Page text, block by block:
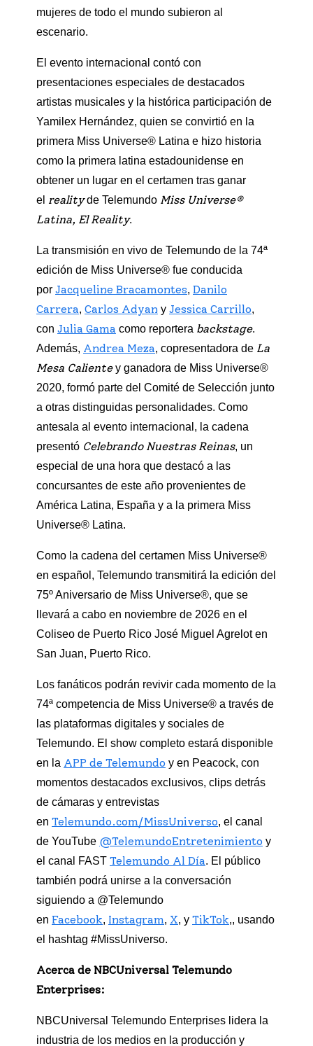
mujeres de todo el mundo subieron al
escenario.
El evento internacional contó con
presentaciones especiales de destacados
artistas musicales y la histórica participación de
Yamilex Hernández, quien se convirtió en la
primera Miss Universe® Latina e hizo historia
como la primera latina estadounidense en
obtener un lugar en el certamen tras ganar
el realityde Telemundo Miss Universe®
Latina, El Reality.
La transmisión en vivo de Telemundo de la 74ª
edición de Miss Universe® fue conducida
por Jacqueline Bracamontes, Danilo
Carrera, Carlos Adyan y Jessica Carrillo,
con Julia Gama como reportera backstage.
Además, Andrea Meza, copresentadora de La
Mesa Calientey ganadora de Miss Universe®
2020, formó parte del Comité de Selección junto
a otras distinguidas personalidades. Como
antesala al evento internacional, la cadena
presentó Celebrando Nuestras Reinas, un
especial de una hora que destacó a las
concursantes de este año provenientes de
América Latina, España y a la primera Miss
Universe® Latina.
Como la cadena del certamen Miss Universe®
en español, Telemundo transmitirá la edición del
75º Aniversario de Miss Universe®, que se
llevará a cabo en noviembre de 2026 en el
Coliseo de Puerto Rico José Miguel Agrelot en
San Juan, Puerto Rico.
Los fanáticos podrán revivir cada momento de la
74ª competencia de Miss Universe® a través de
las plataformas digitales y sociales de
Telemundo. El show completo estará disponible
en la APP de Telemundo y en Peacock, con
momentos destacados exclusivos, clips detrás
de cámaras y entrevistas
en Telemundo.com/MissUniverso, el canal
de YouTube @TelemundoEntretenimiento y
el canal FAST Telemundo Al Día. El público
también podrá unirse a la conversación
siguiendo a @Telemundo
en Facebook, Instagram, X, y TikTok,, usando
el hashtag #MissUniverso.
Acerca de NBCUniversal Telemundo
Enterprises:
NBCUniversal Telemundo Enterprises lidera la
industria de los medios en la producción y